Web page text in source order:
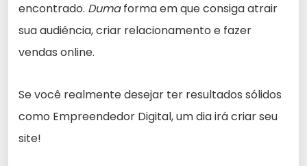
encontrado. Dumaforma em que consiga atrair
sua audiência, criar relacionamento e fazer
vendas online.
Se você realmente desejar ter resultados sólidos
como Empreendedor Digital, um dia irá criar seu
site!